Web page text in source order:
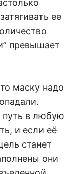
ее
превышает
маску надо
путь в любую
и если её
станет
они